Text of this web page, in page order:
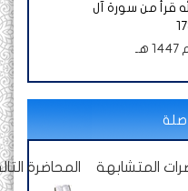
من سورة آل
المتشابهة المحاضرة التالي